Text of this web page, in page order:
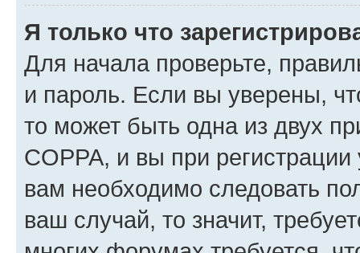
Я только что
Для начала проверьте,
и пароль. Если вы уверены,
то может быть одна из двух
COPPA, и вы при
вам необходимо следовать
ваш случай, то значит,